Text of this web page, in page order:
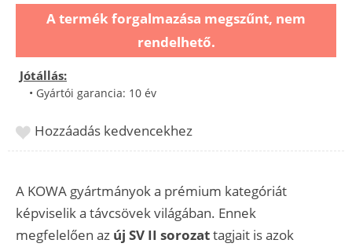
A termék forgalmazása megszűnt, nem
rendelhető.
Jótállás:
• Gyártói garancia: 10 év
Hozzáadás kedvencekhez
A KOWA gyártmányok a prémium kategóriát
képviselik a távcsövek világában. Ennek
megfelelően az új SV II sorozattagjait is azok